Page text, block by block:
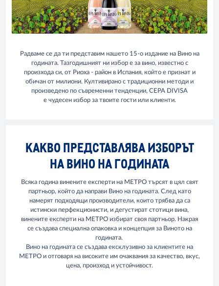
Радваме се да ти представим нашето 15-о издание на Вино на
годината. Тазгодишният ни избор е за вино, известно с
произхода си, от Риоха - район в Испания, който е признат и
обичан от милиони. Култивирано с традиционни методи и
произведено по съвременни тенденции, CEPA DIVISA
е чудесен избор за твоите гости или клиенти.
КАКВО ПРЕДСТАВЛЯВА ИЗБОРЪТ
НА ВИНО НА ГОДИНАТА
Всяка година винените експерти на МЕТРО търсят в цял свят
партньор, който да направи Вино на годината. След като
намерят подходящи производители, които трябва да са
истински перфекционисти, и дегустират стотици вина,
винените експерти на МЕТРО избират своя партньор. Накрая
се създава специална опаковка и концепция за Виното на
годината.
Вино на годината се създава ексклузивно за клиентите на
МЕТРО и отговаря на високите им очаквания за качество, вкус,
цена, произход и устойчивост.